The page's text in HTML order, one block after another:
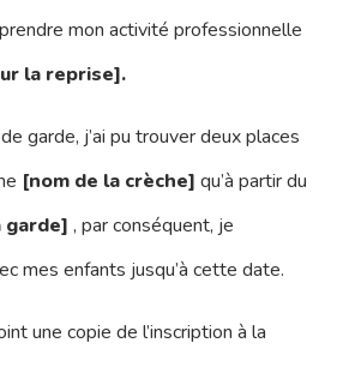
mon activité professionnelle
la reprise].
garde, j’ai pu trouver deux places
[nom de la crèche] qu’à partir du
garde] , par conséquent, je
mes enfants jusqu’à cette date.
une copie de l’inscription à la